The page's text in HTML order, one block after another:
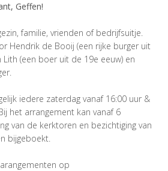
Geffen!
familie, vrienden of bedrijfsuitje.
Hendrik de Booij (een rijke burger uit
Lith (een boer uit de 19e eeuw) en
iedere zaterdag vanaf 16:00 uur &
het arrangement kan vanaf 6
van de kerktoren en bezichtiging van
bijgeboekt.
op